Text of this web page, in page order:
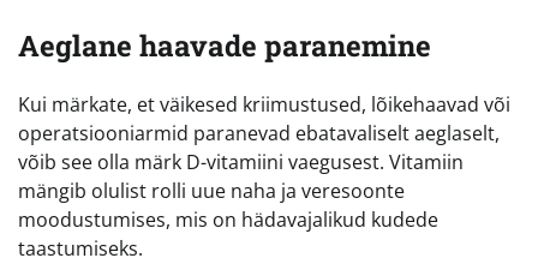
Aeglane haavade paranemine
Kui märkate, et väikesed kriimustused, lõikehaavad või
operatsiooniarmid paranevad ebatavaliselt aeglaselt,
võib see olla märk D-vitamiini vaegusest. Vitamiin
mängib olulist rolli uue naha ja veresoonte
moodustumises, mis on hädavajalikud kudede
taastumiseks.